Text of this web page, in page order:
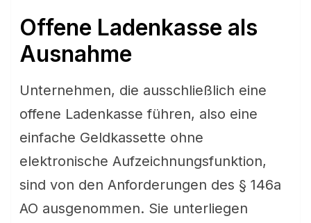
Offene Ladenkasse als
Ausnahme
Unternehmen, die ausschließlich eine
offene Ladenkasse führen, also eine
einfache Geldkassette ohne
elektronische Aufzeichnungsfunktion,
sind von den Anforderungen des § 146a
AO ausgenommen. Sie unterliegen